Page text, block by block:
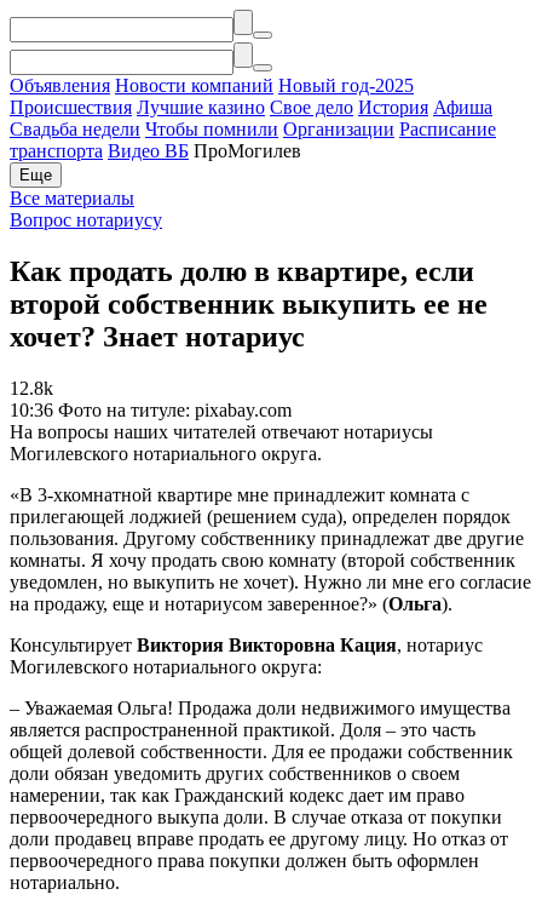
Объявления Новости компаний Новый год-2025
Происшествия Лучшие казино Свое дело История Афиша
Свадьба недели Чтобы помнили Организации Расписание
транспорта Видео ВБ ПроМогилев
Еще
Все материалы
Вопрос нотариусу
Как продать долю в квартире, если
второй собственник выкупить ее не
хочет? Знает нотариус
12.8k
10:36 Фото на титуле: pixabay.com
На вопросы наших читателей отвечают нотариусы
Могилевского нотариального округа.
«В 3-хкомнатной квартире мне принадлежит комната с
прилегающей лоджией (решением суда), определен порядок
пользования. Другому собственнику принадлежат две другие
комнаты. Я хочу продать свою комнату (второй собственник
уведомлен, но выкупить не хочет). Нужно ли мне его согласие
на продажу, еще и нотариусом заверенное?» (Ольга).
Консультирует Виктория Викторовна Кация, нотариус
Могилевского нотариального округа:
– Уважаемая Ольга! Продажа доли недвижимого имущества
является распространенной практикой. Доля – это часть
общей долевой собственности. Для ее продажи собственник
доли обязан уведомить других собственников о своем
намерении, так как Гражданский кодекс дает им право
первоочередного выкупа доли. В случае отказа от покупки
доли продавец вправе продать ее другому лицу. Но отказ от
первоочередного права покупки должен быть оформлен
нотариально.